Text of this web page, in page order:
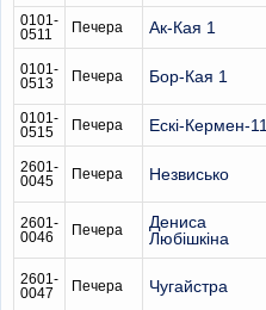
0101-
0511
Печера Ак-Кая 1
0101-
0513
Печера Бор-Кая 1
0101-
0515
Печера Ескі-Кермен-11
2601-
0045
Печера Незвисько
2601-
0046
Печера
Дениса
Любішкіна
2601-
0047
Печера Чугайстра